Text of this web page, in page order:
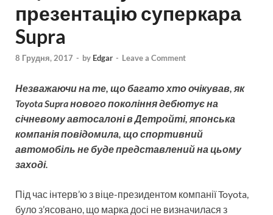
презентацію суперкара
Supra
8 Грудня, 2017 - by Edgar - Leave a Comment
Незважаючи на те, що багато хто очікував, як
Toyota Supra нового покоління дебютує на
січневому автосалоні в Детройті, японська
компанія повідомила, що спортивний
автомобіль не буде представлений на цьому
заході.
Під час інтерв’ю з віце-президентом компанії Toyota,
було з’ясовано, що марка досі не визначилася з